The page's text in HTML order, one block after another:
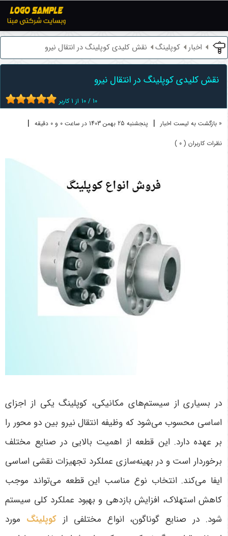
اخبار کوپلینگ نقش کلیدی کوپلینگ در انتقال نیرو
نقش کلیدی کوپلینگ در انتقال نیرو
10 / 10 از 1کاربر
« بازگشت به لیست اخبار | پنجشنبه 25 بهمن 1403 در ساعت 0 و 0 دقیقه |
نظرات کاربران ( 0 )
در بسیاری از سیستم‌های مکانیکی، کوپلینگ یکی از اجزای
اساسی محسوب می‌شود که وظیفه انتقال نیرو بین دو محور را
بر عهده دارد. این قطعه از اهمیت بالایی در صنایع مختلف
برخوردار است و در بهینه‌سازی عملکرد تجهیزات نقشی اساسی
ایفا می‌کند. انتخاب نوع مناسب این قطعه می‌تواند موجب
کاهش استهلاک، افزایش بازدهی و بهبود عملکرد کلی سیستم
شود. در صنایع گوناگون، انواع مختلفی ازکوپلینگ مورد